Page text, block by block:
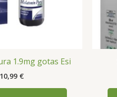
1.9mg gotas Esi
10,99 €